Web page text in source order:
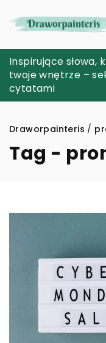
Niezależność
czy mają na to
Inspirujące słowa,
twoje wnętrze –
cytatami
Jak dobrać
do swojego stylu?
Draworpainteris /
Tag -